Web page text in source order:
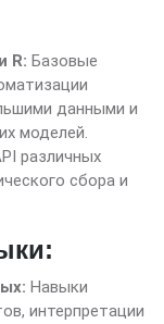
R: Базовые
данными и
моделей.
различных
сбора и
Навыки
интерпретации